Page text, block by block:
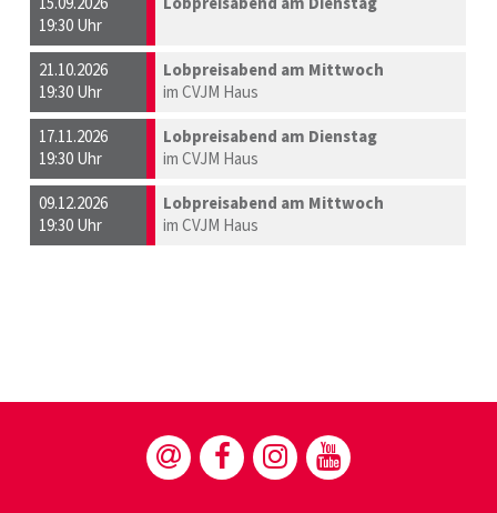
19:30 Uhr
21.10.2026
19:30 Uhr
Lobpreisabend am Mittwoch
im CVJM Haus
17.11.2026
19:30 Uhr
Lobpreisabend am Dienstag
im CVJM Haus
09.12.2026
19:30 Uhr
Lobpreisabend am Mittwoch
im CVJM Haus